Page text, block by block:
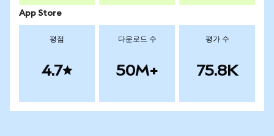
App Store
평점
4.7
다운로드 수
50M+
평가 수
75.8K